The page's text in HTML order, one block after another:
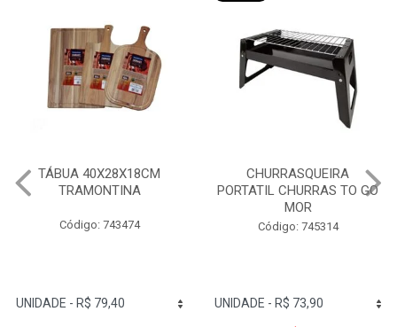
TÁBUA 40X28X18CM
TRAMONTINA
Código: 743474
CHURRASQUEIRA
PORTATIL CHURRAS TO GO
MOR
Código: 745314